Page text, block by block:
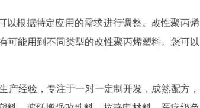
以根据特定应用的需求进行调整。改性聚丙烯
可能用到不同类型的改性聚丙烯塑料。您可以
经验，专注于一对一定制开发，成熟配方，